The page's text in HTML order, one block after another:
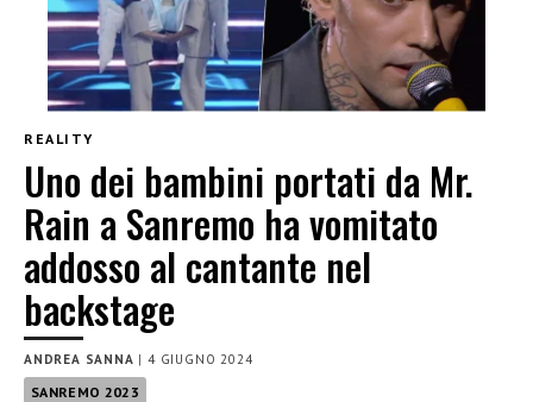
REALITY
Uno dei bambini portati da Mr.
Rain a Sanremo ha vomitato
addosso al cantante nel
backstage
ANDREA SANNA |4 GIUGNO 2024
SANREMO 2023